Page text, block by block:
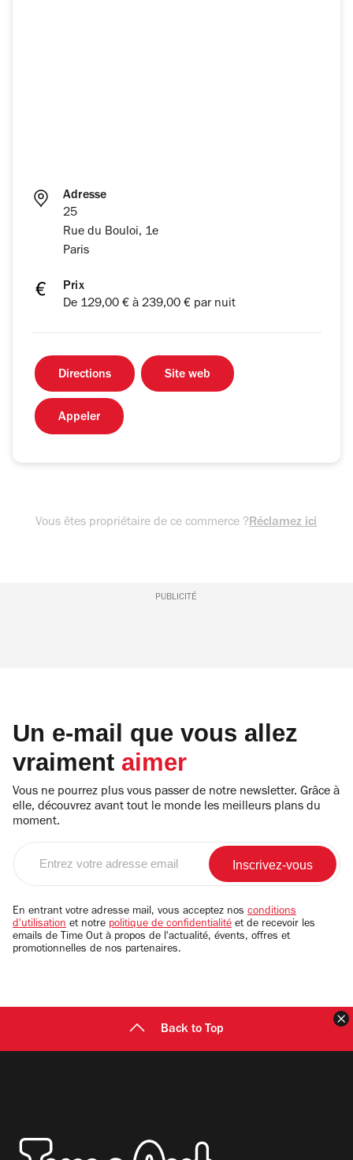
Adresse
25
Rue du Bouloi, 1e
Paris
Prix
De 129,00 € à 239,00 € par nuit
Directions Site web
Appeler
Vous êtes propriétaire de ce commerce ?Réclamez ici
PUBLICITÉ
Un e-mail que vous allez
vraiment aimer
Vous ne pourrez plus vous passer de notre newsletter. Grâce à
elle, découvrez avant tout le monde les meilleurs plans du
moment.
email
En entrant votre adresse mail, vous acceptez nos conditions
d'utilisation et notre politique de confidentialité et de recevoir les
emails de Time Out à propos de l'actualité, évents, offres et
promotionnelles de nos partenaires.
Back to Top